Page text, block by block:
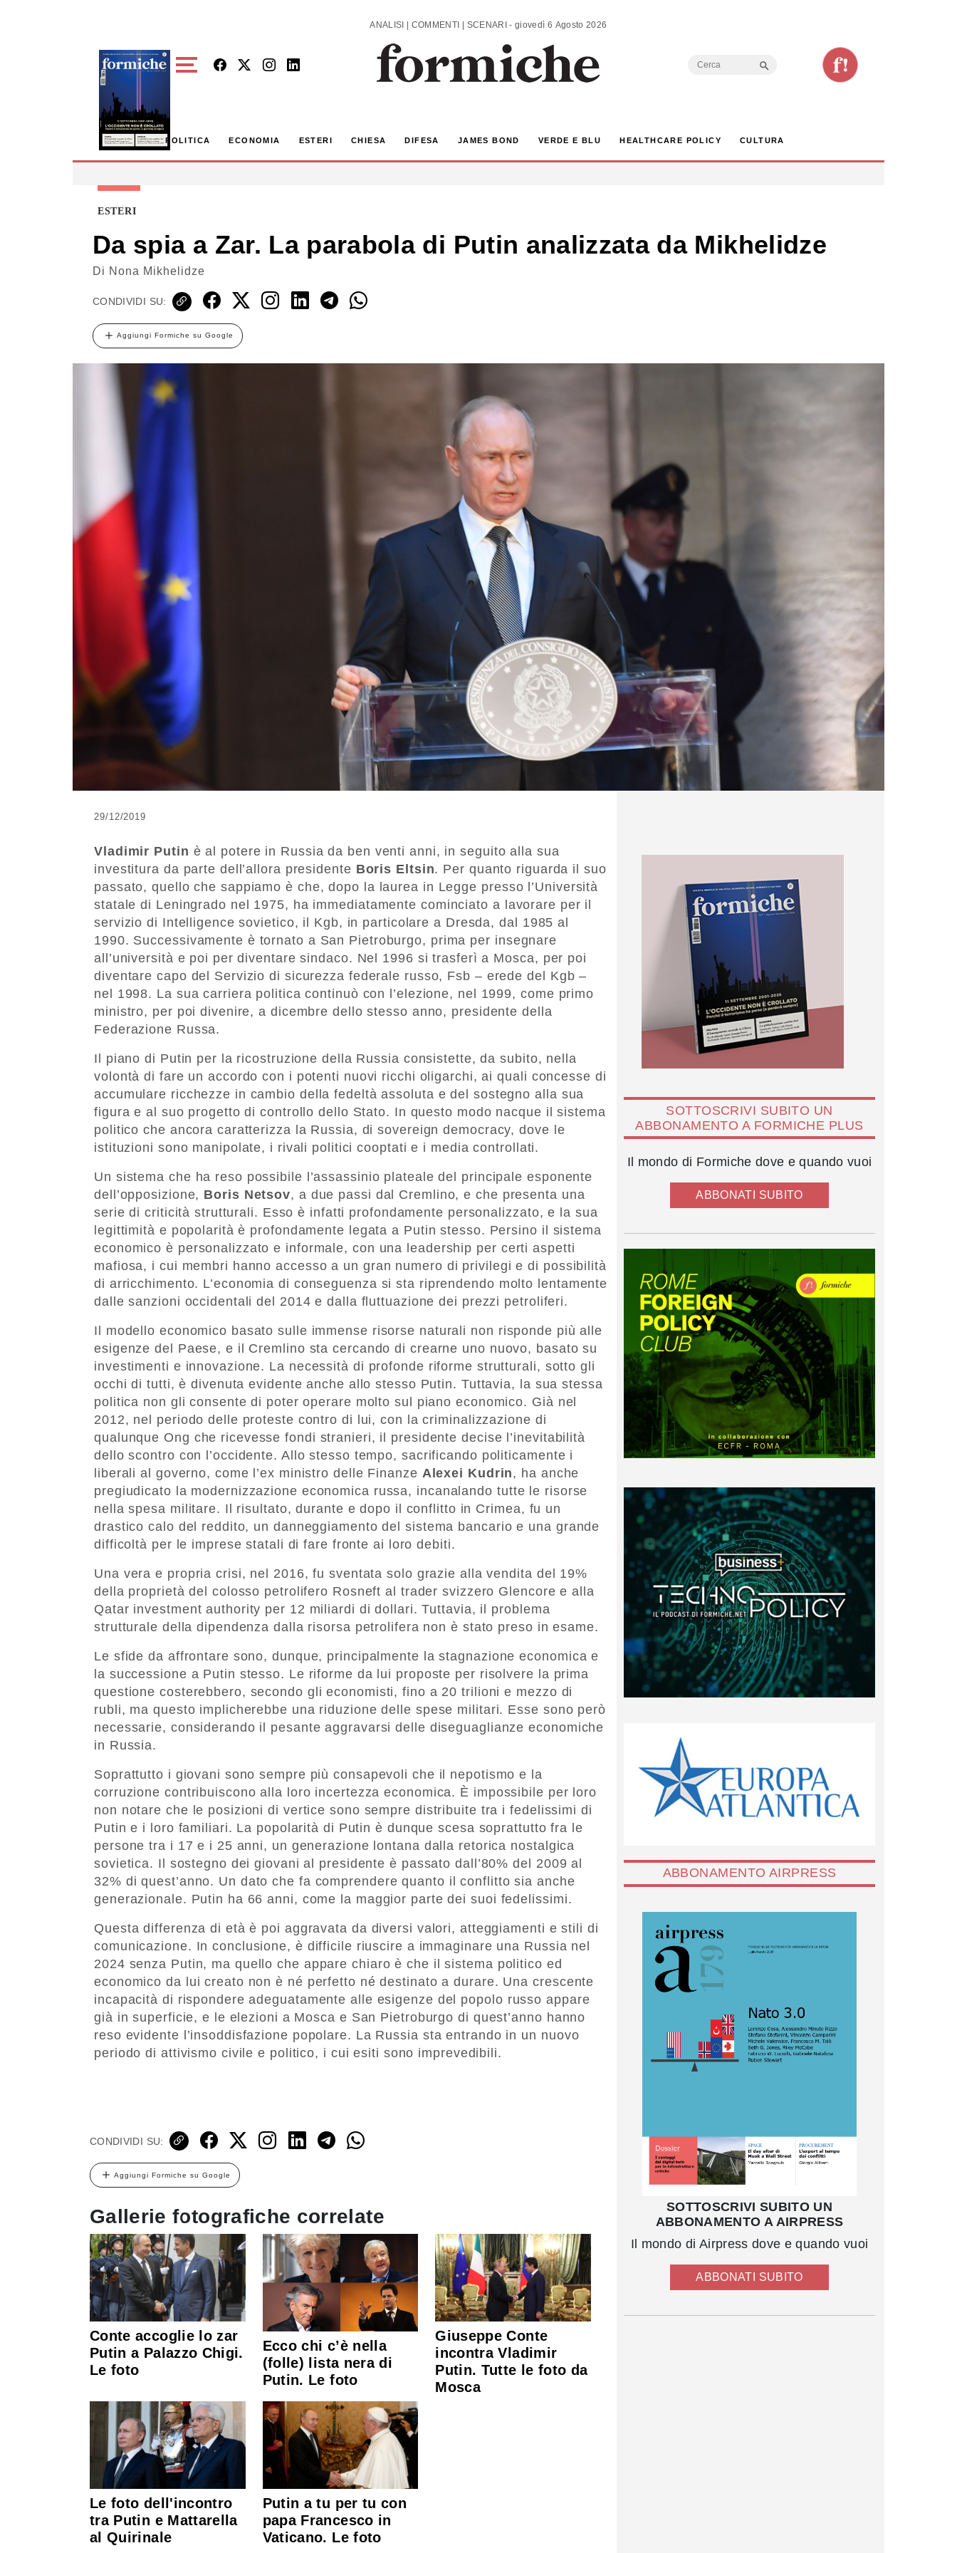
ANALISI | COMMENTI | SCENARI - giovedì 6 Agosto 2026
Search
POLITICA ECONOMIA ESTERI CHIESA DIFESA JAMES BOND VERDE E BLU HEALTHCARE POLICY CULTURA
ESTERI
Da spia a Zar. La parabola di Putin analizzata da Mikhelidze
Di Nona Mikhelidze
CONDIVIDI SU:
Aggiungi Formiche su Google
29/12/2019
Vladimir Putin è al potere in Russia da ben venti anni, in seguito alla sua
investitura da parte dell’allora presidente Boris Eltsin. Per quanto riguarda il suo
passato, quello che sappiamo è che, dopo la laurea in Legge presso l’Università
statale di Leningrado nel 1975, ha immediatamente cominciato a lavorare per il
servizio di Intelligence sovietico, il Kgb, in particolare a Dresda, dal 1985 al
1990. Successivamente è tornato a San Pietroburgo, prima per insegnare
all’università e poi per diventare sindaco. Nel 1996 si trasferì a Mosca, per poi
diventare capo del Servizio di sicurezza federale russo, Fsb – erede del Kgb –
nel 1998. La sua carriera politica continuò con l’elezione, nel 1999, come primo
ministro, per poi divenire, a dicembre dello stesso anno, presidente della
Federazione Russa.
Il piano di Putin per la ricostruzione della Russia consistette, da subito, nella
volontà di fare un accordo con i potenti nuovi ricchi oligarchi, ai quali concesse di
accumulare ricchezze in cambio della fedeltà assoluta e del sostegno alla sua
figura e al suo progetto di controllo dello Stato. In questo modo nacque il sistema
politico che ancora caratterizza la Russia, di sovereign democracy, dove le
istituzioni sono manipolate, i rivali politici cooptati e i media controllati.
Un sistema che ha reso possibile l’assassinio plateale del principale esponente
dell’opposizione, Boris Netsov, a due passi dal Cremlino, e che presenta una
serie di criticità strutturali. Esso è infatti profondamente personalizzato, e la sua
legittimità e popolarità è profondamente legata a Putin stesso. Persino il sistema
economico è personalizzato e informale, con una leadership per certi aspetti
mafiosa, i cui membri hanno accesso a un gran numero di privilegi e di possibilità
di arricchimento. L’economia di conseguenza si sta riprendendo molto lentamente
dalle sanzioni occidentali del 2014 e dalla fluttuazione dei prezzi petroliferi.
Il modello economico basato sulle immense risorse naturali non risponde più alle
esigenze del Paese, e il Cremlino sta cercando di crearne uno nuovo, basato su
investimenti e innovazione. La necessità di profonde riforme strutturali, sotto gli
occhi di tutti, è divenuta evidente anche allo stesso Putin. Tuttavia, la sua stessa
politica non gli consente di poter operare molto sul piano economico. Già nel
2012, nel periodo delle proteste contro di lui, con la criminalizzazione di
qualunque Ong che ricevesse fondi stranieri, il presidente decise l’inevitabilità
dello scontro con l’occidente. Allo stesso tempo, sacrificando politicamente i
liberali al governo, come l’ex ministro delle Finanze Alexei Kudrin, ha anche
pregiudicato la modernizzazione economica russa, incanalando tutte le risorse
nella spesa militare. Il risultato, durante e dopo il conflitto in Crimea, fu un
drastico calo del reddito, un danneggiamento del sistema bancario e una grande
difficoltà per le imprese statali di fare fronte ai loro debiti.
Una vera e propria crisi, nel 2016, fu sventata solo grazie alla vendita del 19%
della proprietà del colosso petrolifero Rosneft al trader svizzero Glencore e alla
Qatar investment authority per 12 miliardi di dollari. Tuttavia, il problema
strutturale della dipendenza dalla risorsa petrolifera non è stato preso in esame.
Le sfide da affrontare sono, dunque, principalmente la stagnazione economica e
la successione a Putin stesso. Le riforme da lui proposte per risolvere la prima
questione costerebbero, secondo gli economisti, fino a 20 trilioni e mezzo di
rubli, ma questo implicherebbe una riduzione delle spese militari. Esse sono però
necessarie, considerando il pesante aggravarsi delle diseguaglianze economiche
in Russia.
Soprattutto i giovani sono sempre più consapevoli che il nepotismo e la
corruzione contribuiscono alla loro incertezza economica. È impossibile per loro
non notare che le posizioni di vertice sono sempre distribuite tra i fedelissimi di
Putin e i loro familiari. La popolarità di Putin è dunque scesa soprattutto fra le
persone tra i 17 e i 25 anni, un generazione lontana dalla retorica nostalgica
sovietica. Il sostegno dei giovani al presidente è passato dall’80% del 2009 al
32% di quest’anno. Un dato che fa comprendere quanto il conflitto sia anche
generazionale. Putin ha 66 anni, come la maggior parte dei suoi fedelissimi.
Questa differenza di età è poi aggravata da diversi valori, atteggiamenti e stili di
comunicazione. In conclusione, è difficile riuscire a immaginare una Russia nel
2024 senza Putin, ma quello che appare chiaro è che il sistema politico ed
economico da lui creato non è né perfetto né destinato a durare. Una crescente
incapacità di rispondere adeguatamente alle esigenze del popolo russo appare
già in superficie, e le elezioni a Mosca e San Pietroburgo di quest’anno hanno
reso evidente l’insoddisfazione popolare. La Russia sta entrando in un nuovo
periodo di attivismo civile e politico, i cui esiti sono imprevedibili.
CONDIVIDI SU:
Aggiungi Formiche su Google
Gallerie fotografiche correlate
Conte accoglie lo zar
Putin a Palazzo Chigi.
Le foto
Ecco chi c’è nella
(folle) lista nera di
Putin. Le foto
Giuseppe Conte
incontra Vladimir
Putin. Tutte le foto da
Mosca
Le foto dell'incontro
tra Putin e Mattarella
al Quirinale
Putin a tu per tu con
papa Francesco in
Vaticano. Le foto
SOTTOSCRIVI SUBITO UN
ABBONAMENTO A FORMICHE PLUS
Il mondo di Formiche dove e quando vuoi
ABBONATI SUBITO
ABBONAMENTO AIRPRESS
SOTTOSCRIVI SUBITO UN
ABBONAMENTO A AIRPRESS
Il mondo di Airpress dove e quando vuoi
ABBONATI SUBITO